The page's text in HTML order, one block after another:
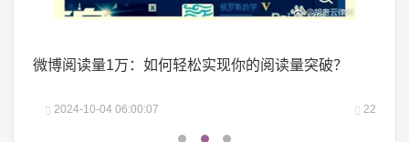
微博阅读量1万：如何轻松实现你的阅读量突破？
2024-10-04 06:00:07 22